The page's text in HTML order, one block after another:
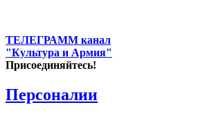
ТЕЛЕГРАММ канал
"Культура и Армия"
Присоединяйтесь!
Персоналии